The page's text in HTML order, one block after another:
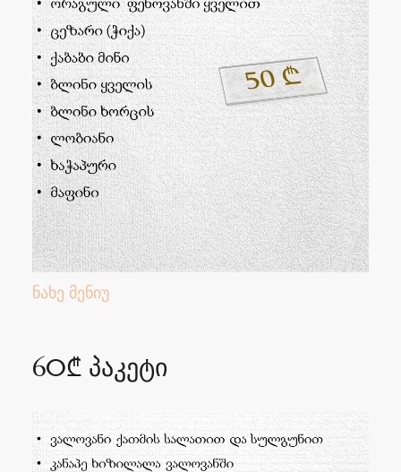
ნახე მენიუ
60₾ პაკეტი